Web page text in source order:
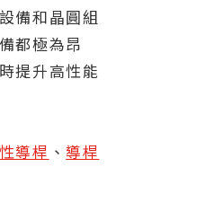
備和晶圓組
都極為昂
提升高性能
導桿 、導桿